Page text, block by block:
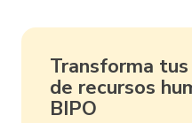
Transforma
de recursos
BIPO